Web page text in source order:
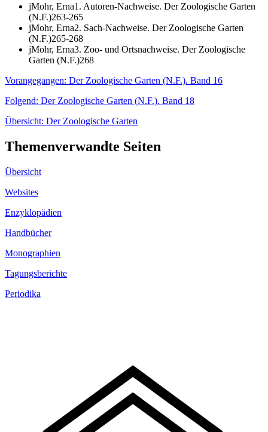
jMohr, Erna1. Autoren-Nachweise. Der Zoologische Garten
(N.F.)263-265
jMohr, Erna2. Sach-Nachweise. Der Zoologische Garten
(N.F.)265-268
jMohr, Erna3. Zoo- und Ortsnachweise. Der Zoologische
Garten (N.F.)268
Vorangegangen: Der Zoologische Garten (N.F.). Band 16
Folgend: Der Zoologische Garten (N.F.). Band 18
Übersicht: Der Zoologische Garten
Themen­ver­wandte Seiten
Übersicht
Websites
Enzyklopädien
Handbücher
Monographien
Tagungsberichte
Periodika